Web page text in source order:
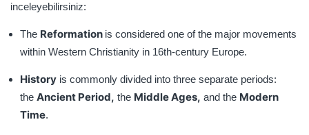
inceleyebilirsiniz:
The Reformation is considered one of the major movements
within Western Christianity in 16th-century Europe.
History is commonly divided into three separate periods:
the Ancient Period, the Middle Ages, and the Modern
Time.